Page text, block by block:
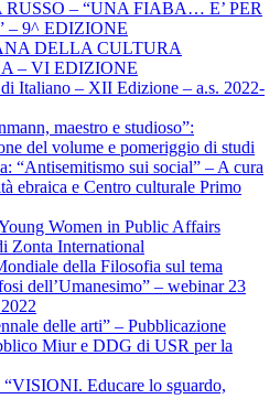
RUSSO – “UNA FIABA… E’ PER
– 9^ EDIZIONE
DELLA CULTURA
– VI EDIZIONE
Italiano – XII Edizione – a.s. 2022-
maestro e studioso”:
del volume e pomeriggio di studi
“Antisemitismo sui social” – A cura
ebraica e Centro culturale Primo
Women in Public Affairs
Zonta International
della Filosofia sul tema
dell’Umanesimo” – webinar 23
delle arti” – Pubblicazione
Miur e DDG di USR per la
“VISIONI. Educare lo sguardo,